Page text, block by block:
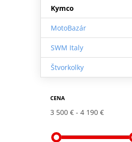
Kymco
MotoBazár
SWM Italy
Štvorkolky
CENA
3 500 € 4 190 €